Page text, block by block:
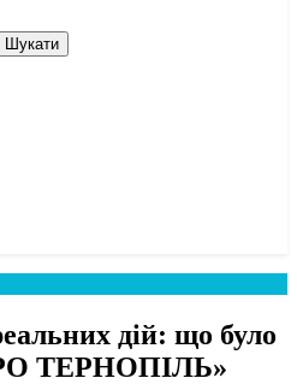
дій: що було
ТЕРНОПІЛЬ»